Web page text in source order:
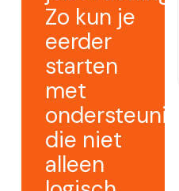
Zo kun je
eerder
starten
met
ondersteuning
die niet
alleen